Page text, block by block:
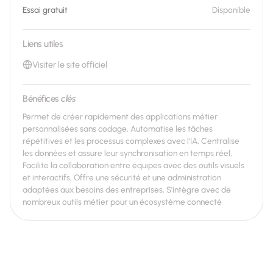
Essai gratuit Disponible
Liens utiles
Visiter le site officiel
Bénéficesclés
Permet de créer rapidement des applications métier
personnalisées sans codage, Automatise les tâches
répétitives et les processus complexes avec l'IA, Centralise
les données et assure leur synchronisation en temps réel,
Facilite la collaboration entre équipes avec des outils visuels
et interactifs, Offre une sécurité et une administration
adaptées aux besoins des entreprises, S'intègre avec de
nombreux outils métier pour un écosystème connecté